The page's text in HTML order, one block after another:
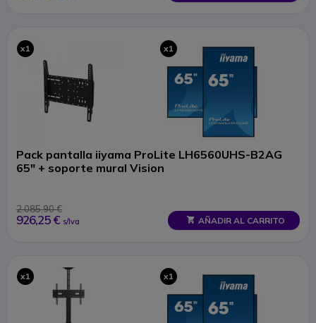
x1 x1
Pack pantalla iiyama ProLite LH6560UHS-B2AG
65" + soporte mural Vision
2.085,90 €
926,25 € s/Iva AÑADIR AL CARRITO
x1 x1